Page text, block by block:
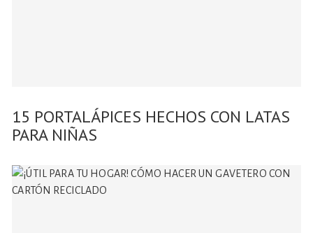
15 PORTALÁPICES HECHOS CON LATAS
PARA NIÑAS